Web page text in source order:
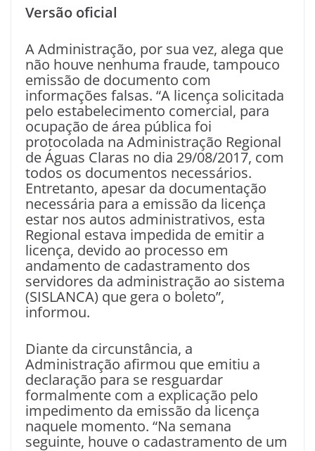
Versão oficial
A Administração, por sua vez, alega que
não houve nenhuma fraude, tampouco
emissão de documento com
informações falsas. “A licença solicitada
pelo estabelecimento comercial, para
ocupação de área pública foi
protocolada na Administração Regional
de Águas Claras no dia 29/08/2017, com
todos os documentos necessários.
Entretanto, apesar da documentação
necessária para a emissão da licença
estar nos autos administrativos, esta
Regional estava impedida de emitir a
licença, devido ao processo em
andamento de cadastramento dos
servidores da administração ao sistema
(SISLANCA) que gera o boleto”,
informou.
Diante da circunstância, a
Administração afirmou que emitiu a
declaração para se resguardar
formalmente com a explicação pelo
impedimento da emissão da licença
naquele momento. “Na semana
seguinte, houve o cadastramento de um